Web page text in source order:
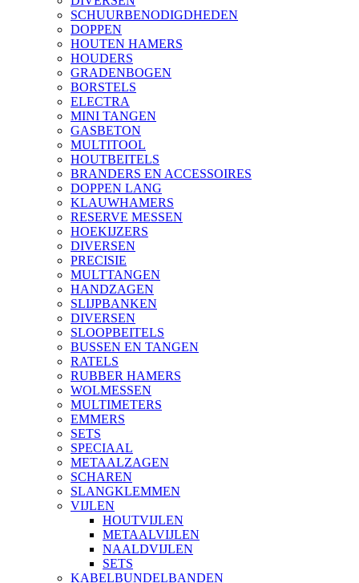
SCHUURBENODIGDHEDEN
DOPPEN
HOUTEN HAMERS
HOUDERS
GRADENBOGEN
BORSTELS
ELECTRA
MINI TANGEN
GASBETON
MULTITOOL
HOUTBEITELS
BRANDERS EN ACCESSOIRES
DOPPEN LANG
KLAUWHAMERS
RESERVE MESSEN
HOEKIJZERS
DIVERSEN
PRECISIE
MULTTANGEN
HANDZAGEN
SLIJPBANKEN
DIVERSEN
SLOOPBEITELS
BUSSEN EN TANGEN
RATELS
RUBBER HAMERS
WOLMESSEN
MULTIMETERS
EMMERS
SETS
SPECIAAL
METAALZAGEN
SCHAREN
SLANGKLEMMEN
VIJLEN
HOUTVIJLEN
METAALVIJLEN
NAALDVIJLEN
SETS
KABELBUNDELBANDEN